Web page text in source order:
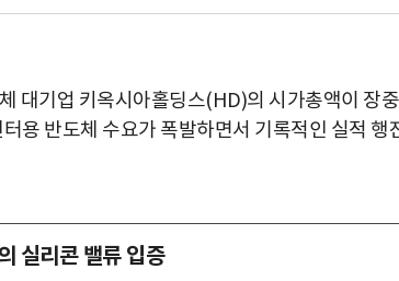
대기업 키옥시아홀딩스(HD)의 시가총액이 장
용 반도체 수요가 폭발하면서 기록적인 실적 행
실리콘 밸류 입증